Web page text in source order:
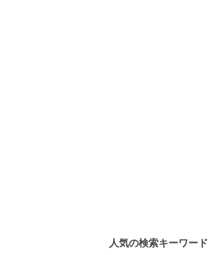
人気の検索キーワード